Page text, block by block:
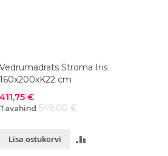
Vedrumadrats Stroma Iris
160x200xK22 cm
Soodushind
411,75 €
Tavahind 549,00 €
Lisa ostukorvi